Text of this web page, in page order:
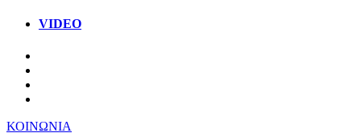
VIDEO
ΚΟΙΝΩΝΙΑ